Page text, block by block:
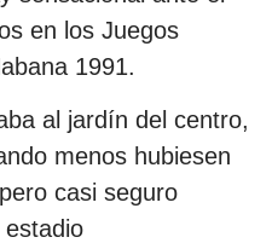
en los Juegos
1991.
al jardín del centro,
menos hubiesen
casi seguro